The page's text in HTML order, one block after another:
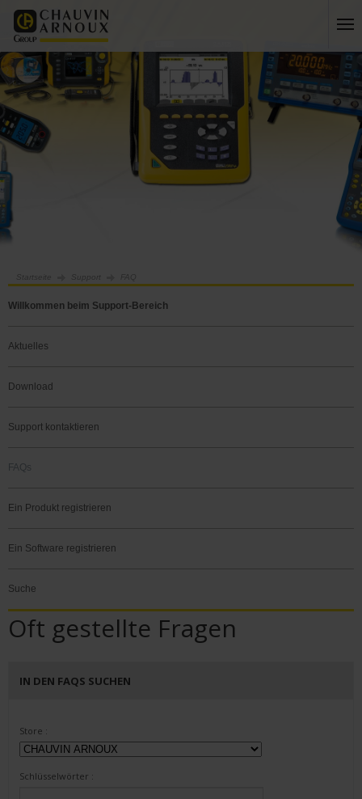
Startseite Support FAQ
Willkommen beim Support-Bereich
Aktuelles
Download
Support kontaktieren
FAQs
Ein Produkt registrieren
Ein Software registrieren
Suche
Oft gestellte Fragen
IN DEN FAQS SUCHEN
Store :
Schlüsselwörter :